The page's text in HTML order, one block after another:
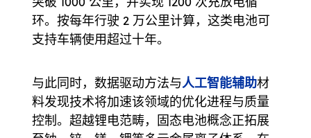
环。按每年行驶 2 万公里计算，这类电池可
支持车辆使用超过十年。
与此同时，数据驱动方法与人工智能辅助材
料发现技术将加速该领域的优化进程与质量
控制。超越锂电范畴，固态电池概念正拓展